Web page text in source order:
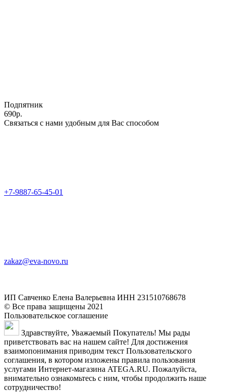
Подпятник
690р.
Связаться с нами удобным для Вас способом
+7-9887-65-45-01
zakaz@eva-novo.ru
ИП Савченко Елена Валерьевна ИНН 231510768678
© Все права защищены 2021
Пользовательское соглашение
Здравствуйте, Уважаемый Покупатель! Мы рады
приветствовать вас на нашем сайте! Для достижения
взаимопонимания приводим текст Пользовательского
соглашения, в котором изложены правила пользования
услугами Интернет-магазина ATEGA.RU. Пожалуйста,
внимательно ознакомьтесь с ним, чтобы продолжить наше
сотрудничество!